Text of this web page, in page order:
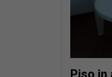
Piso in